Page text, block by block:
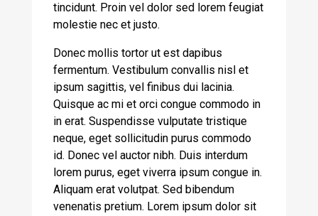
tincidunt. Proin vel dolor sed lorem feugiat
molestie nec et justo.
Donec mollis tortor ut est dapibus
fermentum. Vestibulum convallis nisl et
ipsum sagittis, vel finibus dui lacinia.
Quisque ac mi et orci congue commodo in
in erat. Suspendisse vulputate tristique
neque, eget sollicitudin purus commodo
id. Donec vel auctor nibh. Duis interdum
lorem purus, eget viverra ipsum congue in.
Aliquam erat volutpat. Sed bibendum
venenatis pretium. Lorem ipsum dolor sit